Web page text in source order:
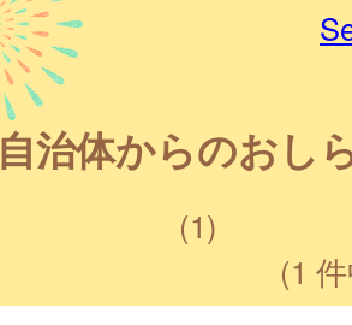
自治体からのおし
(1)
(1